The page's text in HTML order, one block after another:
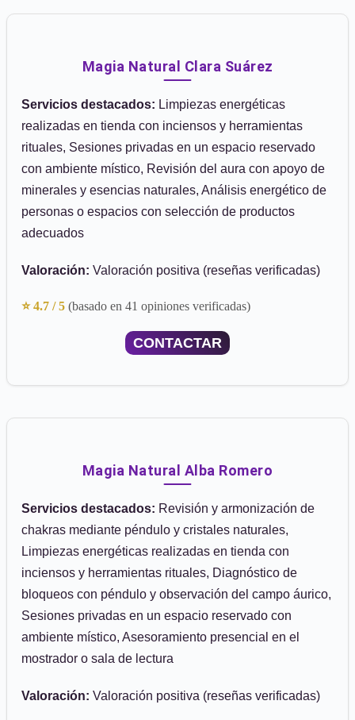
Magia Natural Clara Suárez
Servicios destacados: Limpiezas energéticas
realizadas en tienda con inciensos y herramientas
rituales, Sesiones privadas en un espacio reservado
con ambiente místico, Revisión del aura con apoyo de
minerales y esencias naturales, Análisis energético de
personas o espacios con selección de productos
adecuados
Valoración: Valoración positiva (reseñas verificadas)
⭐ 4.7 / 5 (basado en 41 opiniones verificadas)
CONTACTAR
Magia Natural Alba Romero
Servicios destacados: Revisión y armonización de
chakras mediante péndulo y cristales naturales,
Limpiezas energéticas realizadas en tienda con
inciensos y herramientas rituales, Diagnóstico de
bloqueos con péndulo y observación del campo áurico,
Sesiones privadas en un espacio reservado con
ambiente místico, Asesoramiento presencial en el
mostrador o sala de lectura
Valoración: Valoración positiva (reseñas verificadas)